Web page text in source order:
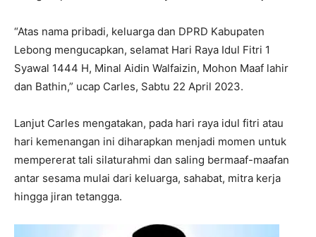
“Atas nama pribadi, keluarga dan DPRD Kabupaten
Lebong mengucapkan, selamat Hari Raya Idul Fitri 1
Syawal 1444 H, Minal Aidin Walfaizin, Mohon Maaf lahir
dan Bathin,” ucap Carles, Sabtu 22 April 2023.
Lanjut Carles mengatakan, pada hari raya idul fitri atau
hari kemenangan ini diharapkan menjadi momen untuk
mempererat tali silaturahmi dan saling bermaaf-maafan
antar sesama mulai dari keluarga, sahabat, mitra kerja
hingga jiran tetangga.